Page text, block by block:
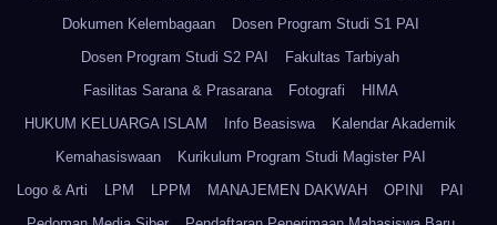
Dokumen Kelembagaan
Dosen Program Studi S1 PAI
Dosen Program Studi S2 PAI
Fakultas Tarbiyah
Fasilitas Sarana & Prasarana
Fotografi
HIMA
HUKUM KELUARGA ISLAM
Info Beasiswa
Kalendar Akademik
Kemahasiswaan
Kurikulum Program Studi Magister PAI
Logo & Arti
LPM LPPM MANAJEMEN DAKWAH OPINI
PAI